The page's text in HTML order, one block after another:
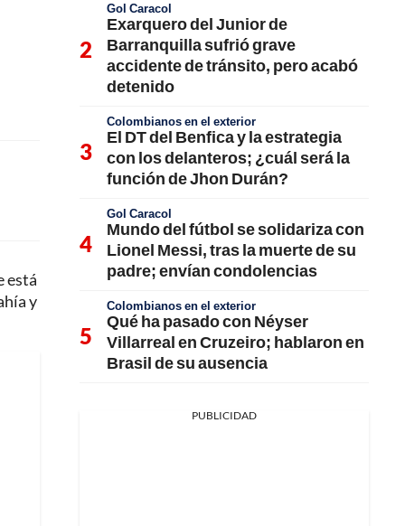
está
y
Gol Caracol
Exarquero del Junior de
Barranquilla sufrió grave
accidente de tránsito, pero acabó
detenido
Colombianos en el exterior
El DT del Benfica y la estrategia
con los delanteros; ¿cuál será la
función de Jhon Durán?
Gol Caracol
Mundo del fútbol se solidariza con
Lionel Messi, tras la muerte de su
padre; envían condolencias
Colombianos en el exterior
Qué ha pasado con Néyser
Villarreal en Cruzeiro; hablaron en
Brasil de su ausencia
PUBLICIDAD